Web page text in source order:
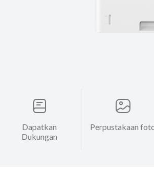
Dapatkan
Dukungan
Perpustakaan